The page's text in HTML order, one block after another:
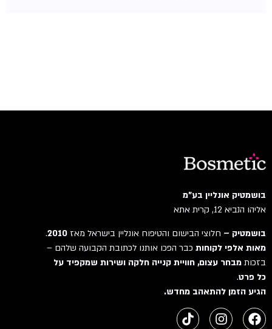
בושמטיק אונליין בע"מ
אליהו הנביא 12, קרית אתא
בושמטיק –חלוצי הבישום והטיפוח אונליין בישראל מאז2010
.
מאות אלפי לקוחותכבר הפכו אותנו לכתובת הקבועה שלהם –
בזכותמבחר עצום, חוויית קנייה חלקה ושירות שמקפיד על
כל פרט.
הגיע הזמן להתאהב מחדש.